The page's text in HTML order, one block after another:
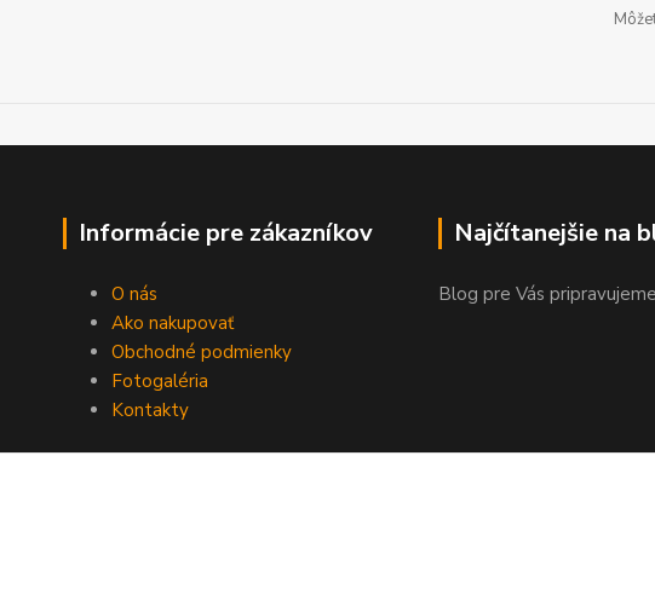
Informácie pre zákazníkov
O nás
Ako nakupovať
Obchodné podmienky
Fotogaléria
Kontakty
Najčítanejšie na
Blog pre Vás